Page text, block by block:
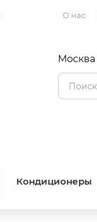
О нас
Москва
Кондиционеры